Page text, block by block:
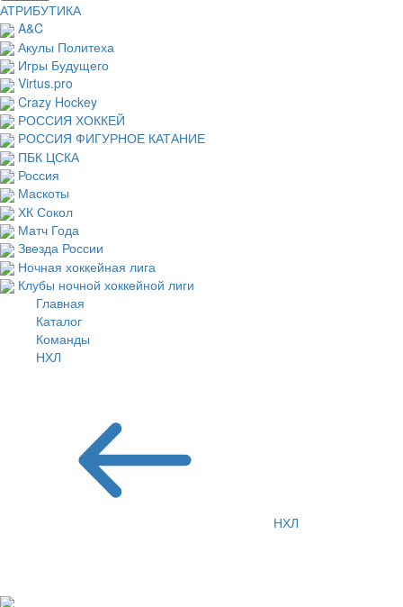
АТРИБУТИКА
A&C
Акулы Политеха
Игры Будущего
Virtus.pro
Crazy Hockey
РОССИЯ ХОККЕЙ
РОССИЯ ФИГУРНОЕ КАТАНИЕ
ПБК ЦСКА
Россия
Маскоты
ХК Сокол
Матч Года
Звезда России
Ночная хоккейная лига
Клубы ночной хоккейной лиги
Главная
Каталог
Команды
НХЛ
НХЛ